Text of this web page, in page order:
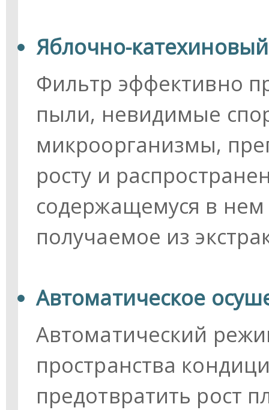
Яблочно-
Фильтр эффективно
пыли, невидимые
микроорганизмы,
росту и
содержащемуся в
получаемое из
Автоматическое
Автоматический
пространства
предотвратить рост